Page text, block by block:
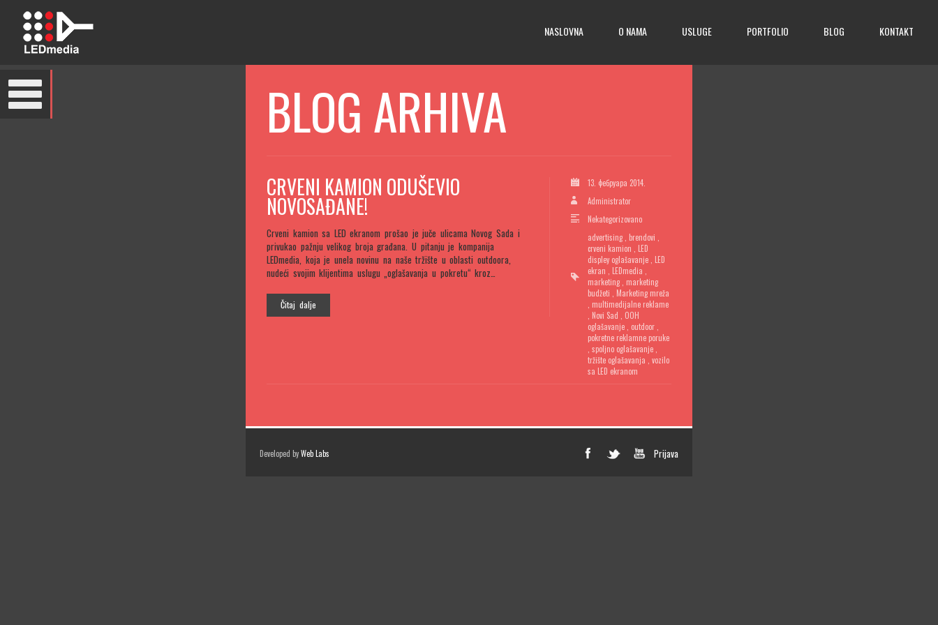
NASLOVNA O NAMA USLUGE PORTFOLIO BLOG KONTAKT
BLOG ARHIVA
CRVENI KAMION ODUŠEVIO
NOVOSAĐANE!
Crveni kamion sa LED ekranom prošao je juče ulicama Novog Sada i
privukao pažnju velikog broja građana. U pitanju je kompanija
LEDmedia, koja je unela novinu na naše tržište u oblasti outdoora,
nudeći svojim klijentima uslugu „oglašavanja u pokretu“ kroz…
Čitaj dalje
13. фебруара 2014.
Administrator
Nekategorizovano
advertising
brendovi
crveni kamion
LED
displey oglašavanje
LED
ekran
LEDmedia
marketing
marketing
budžeti
Marketing mreža
multimedijalne reklame
Novi Sad
OOH
oglašavanje
outdoor
pokretne reklamne poruke
spoljno oglašavanje
tržište oglašavanja
vozilo
sa LED ekranom
Developed byWeb Labs Prijava